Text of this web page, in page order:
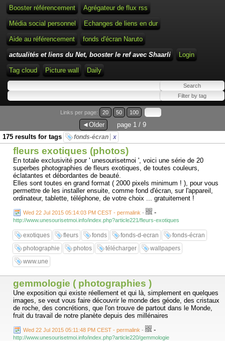
Booster référencement Agrégateur de flux rss
Média social personnel Echanges de liens en dur
Aide au référencement fonds d'écran Naruto
actualités et liens du Net, booster le ref avec Shaarli Login
Tag cloud Picture wall Daily
Links per page: 20 50 100
◄Older
page 1 / 9
175 results for tags
fonds-écran x
fleurs exotiques (photos)
En totale exclusivité pour ' unesourisetmoi ', voici une série de 20
superbes photographies de fleurs exotiques, de toutes couleurs,
éclatantes et débordantes de beauté.
Elles sont toutes en grand format ( 2000 pixels minimum ! ), pour vous
permettre de les installer ensuite, comme fond d'écran, sur l'appareil,
ordinateur, tablette, téléphone, de votre choix ... gratuitement !
Wed 22 Jul 2015 05:14:03 PM CEST - permalink - -
http://www.unesourisetmoi.info/index.php?article221/fleurs-exotiques
exotiques fleurs fonds fonds-d-ecran
fonds-écran
photographie
photos télécharger
wallpapers
www.une
gemmologie ( photographies )
Une exposition qui existe réellement et qui là, simplement en quelques
images, se veut vous faire découvrir le monde des géode, des cristaux
de roche, des concrétions, que l'on trouve de partout dans le Monde,
fruit du travail de notre planète depuis des millénaires
Wed 22 Jul 2015 05:11:48 PM CEST - permalink - -
http://www.unesourisetmoi.info/index.php?article220/gemmologie